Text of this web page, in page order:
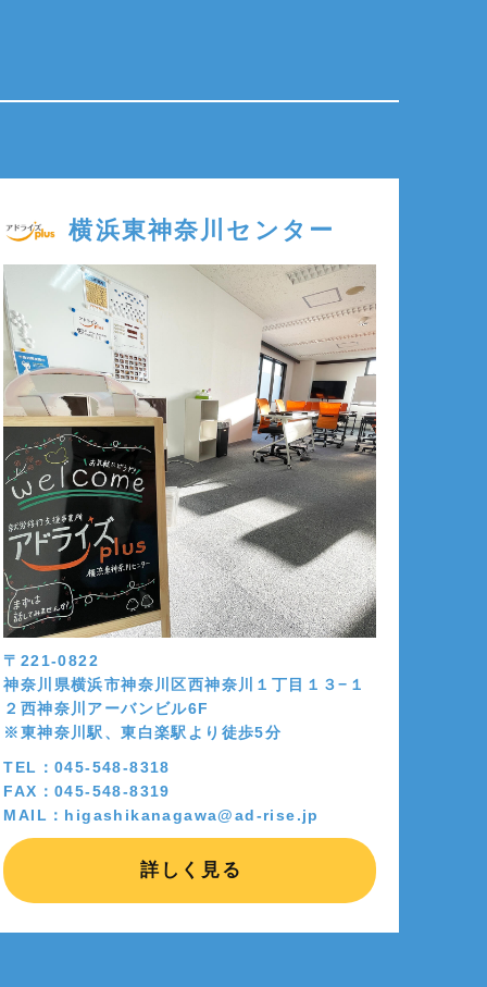
横浜東神奈川センター
〒221-0822
神奈川県横浜市神奈川区西神奈川１丁目１３−１
２西神奈川アーバンビル6F
※東神奈川駅、東白楽駅より徒歩5分
TEL：045-548-8318
FAX：045-548-8319
MAIL：higashikanagawa@ad-rise.jp
詳しく見る